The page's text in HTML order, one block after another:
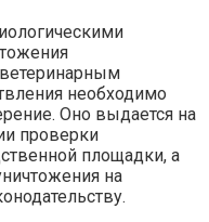
необходимо
Оно выдается на
проверки
площадки, а
на